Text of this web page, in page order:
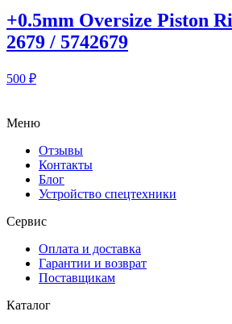
+0.5mm Oversize Piston
2679 / 5742679
500 ₽
Меню
Отзывы
Контакты
Блог
Устройство спецтехники
Сервис
Оплата и доставка
Гарантии и возврат
Поставщикам
Каталог